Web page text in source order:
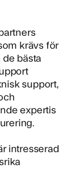
krävs för
bästa
support,
expertis
intresserad